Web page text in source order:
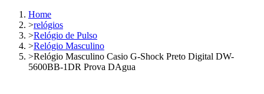
Home
>relógios
>Relógio de Pulso
>Relógio Masculino
>Relógio Masculino Casio G-Shock Preto Digital DW-
5600BB-1DR Prova DAgua